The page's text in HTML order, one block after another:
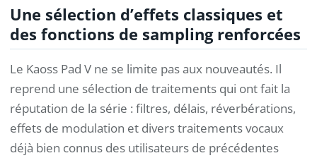
Une sélection d’effets classiques et
des fonctions de sampling renforcées
Le Kaoss Pad V ne se limite pas aux nouveautés. Il
reprend une sélection de traitements qui ont fait la
réputation de la série : filtres, délais, réverbérations,
effets de modulation et divers traitements vocaux
déjà bien connus des utilisateurs de précédentes